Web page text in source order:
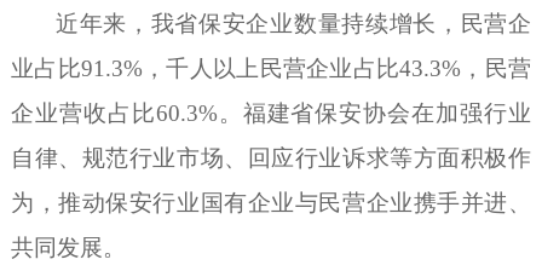
近年来，我省保安企业数量持续增长，民营企
业占比91.3%，千人以上民营企业占比43.3%，民营
企业营收占比60.3%。 福建省保安协会在加强行业
自律、规范行业市场、回应行业诉求等方面积极作
为，推动保安行业国有企业与民营企业携手并进、
共同发展。